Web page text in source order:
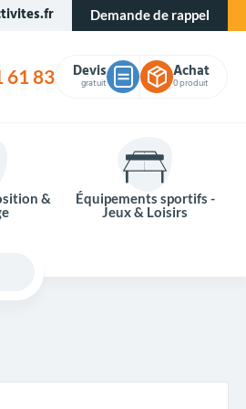
Demande de rappel
61 83 Devis
gratuit
Achat
0 produit
&
Équipements sportifs -
Jeux & Loisirs